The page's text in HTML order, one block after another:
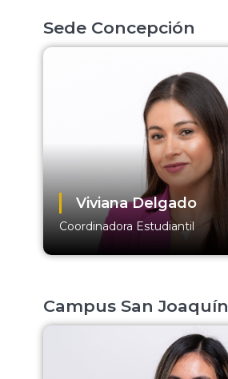
Sede Concepción
Viviana Delgado
Coordinadora Estudiantil
Campus San Joaquín